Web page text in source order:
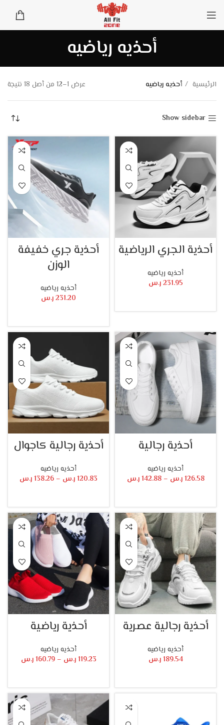
أحذيه رياضيه
الرئيسية أحذيه رياضيه عرض 1–12 من أصل 18 نتيجة
Show sidebar
أحذية الجري الرياضية
أحذيه رياضيه
231.95 ر.س
أحذية جري خفيفة
الوزن
أحذيه رياضيه
231.20ر.س
أحذية رجالية
أحذيه رياضيه
126.58 ر.س –
142.88 ر.س
أحذية رجالية كاجوال
أحذيه رياضيه
120.83ر.س –
138.26ر.س
أحذية رجالية عصرية
أحذيه رياضيه
189.54 ر.س
أحذية رياضية
أحذيه رياضيه
119.23 ر.س –
160.79 ر.س